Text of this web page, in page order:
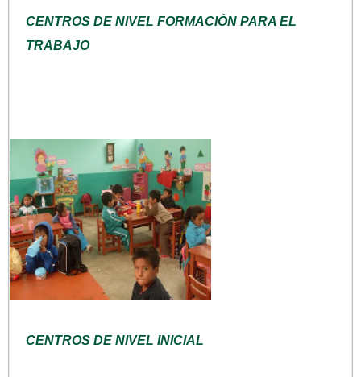
CENTROS DE NIVEL FORMACIÓN PARA EL
TRABAJO
CENTROS DE NIVEL INICIAL